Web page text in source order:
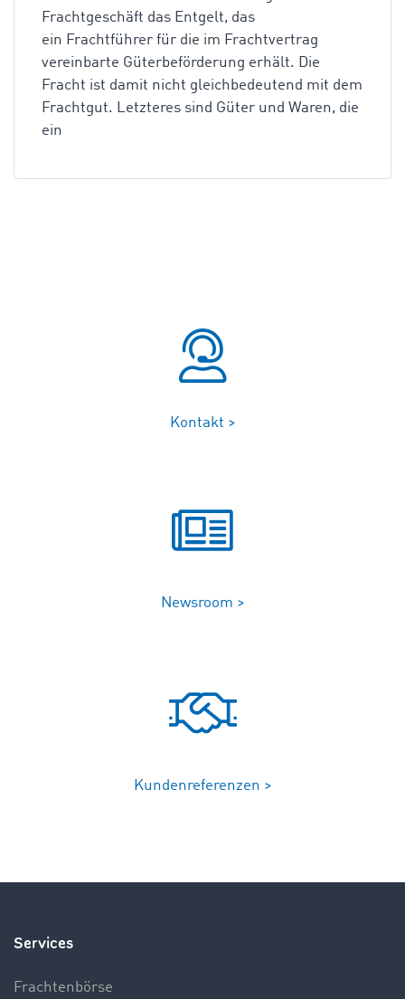
Frachtgeschäft das Entgelt, das
ein Frachtführer für die im Frachtvertrag
vereinbarte Güterbeförderung erhält. Die
Fracht ist damit nicht gleichbedeutend mit dem
Frachtgut. Letzteres sind Güter und Waren, die
ein
Kontakt >
Newsroom >
Kundenreferenzen >
Services
Frachtenbörse